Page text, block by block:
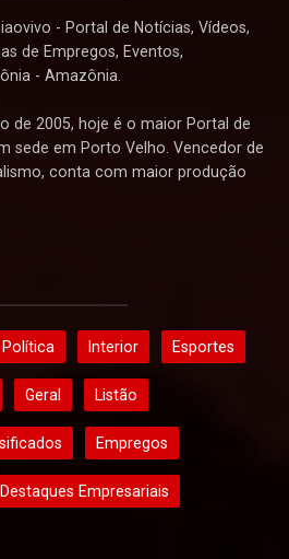
- Portal de Notícias, Vídeos,
de Empregos, Eventos,
- Amazônia.
de 2005, hoje é o maior Portal de
sede em Porto Velho. Vencedor de
conta com maior produção
Política Interior Esportes
Geral Listão
Empregos
Destaques Empresariais